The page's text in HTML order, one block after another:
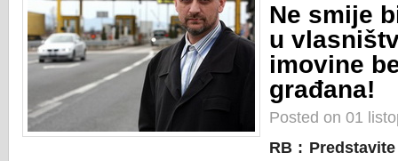
Ne smije
u
imovine
građana!
Posted on 01
RB :